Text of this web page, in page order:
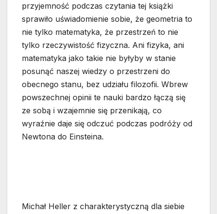
przyjemność podczas czytania tej książki
sprawiło uświadomienie sobie, że geometria to
nie tylko matematyka, że przestrzeń to nie
tylko rzeczywistość fizyczna. Ani fizyka, ani
matematyka jako takie nie byłyby w stanie
posunąć naszej wiedzy o przestrzeni do
obecnego stanu, bez udziału filozofii. Wbrew
powszechnej opinii te nauki bardzo łączą się
ze sobą i wzajemnie się przenikają, co
wyraźnie daje się odczuć podczas podróży od
Newtona do Einsteina.
Michał Heller z charakterystyczną dla siebie